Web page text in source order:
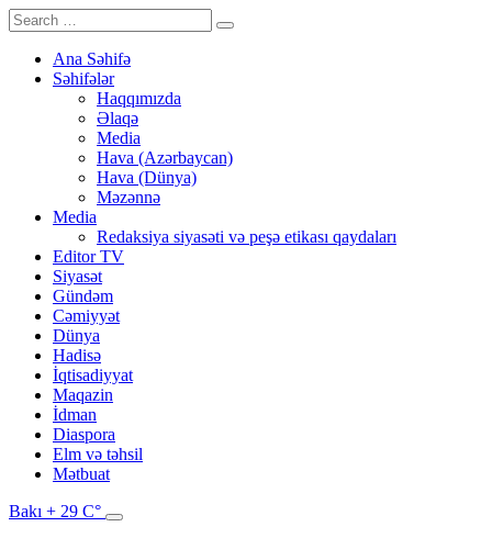
Ana Səhifə
Səhifələr
Haqqımızda
Əlaqə
Media
Hava (Azərbaycan)
Hava (Dünya)
Məzənnə
Media
Redaksiya siyasəti və peşə etikası qaydaları
Editor TV
Siyasət
Gündəm
Cəmiyyət
Dünya
Hadisə
İqtisadiyyat
Maqazin
İdman
Diaspora
Elm və təhsil
Mətbuat
Bakı + 29 C°